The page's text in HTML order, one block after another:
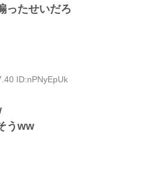
ったせいだろ
ID:nPNyEpUk
うww